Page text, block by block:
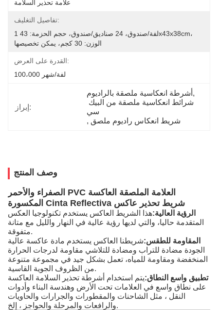
علامة تحذير السلامة
تفاصيل التغليف:
1 لفة/صندوق، 24 صناديق/صندوق، حجم الحزمة: 43x43x38cm،
الوزن: 30 كجم، يمكن تخصيصها
القدرة على العرض:
100،000 لفة/شهر
إبراز:
أشرطة انعكاسية ملصقة بالراديوم ,
سي
, شريط انعكاس راديوم ملصق
وصف المنتج
الصفراء والأحمر PVC العلامة الملصقة العاكسة
المكسورة Cinta Reflectiva شريط تحذير عاكس
الرؤية العالية:هذا الشريط العاكس يستخدم تكنولوجيا العكس
المتقدمة حاليا، والتي لديها رؤية عالية في النهار والليل مع متانة
متفوقة.
المقاومة للطقس:شريطنا العاكس يستخدم مادة عاكسة عالية
الجودة مضادة للتراب ومضادة للتلاشي مقاومة لدرجات الحرارة
المنخفضة ومقاومة للمياه، تعمل بشكل جيد في مجموعة متنوعة
من الظروف الجوية القاسية.
تطبيق واسع النطاق:يتم استخدام أشرطة تحذير السلامة العاكسة
على نطاق واسع في العلامات تحت الأرض وهندسة البناء وأدوات
النقل ، مثل الشاحنات والمقطورات والجرارات والحاويات
والرافعات والمرحلة والحواجز ، إلخ.